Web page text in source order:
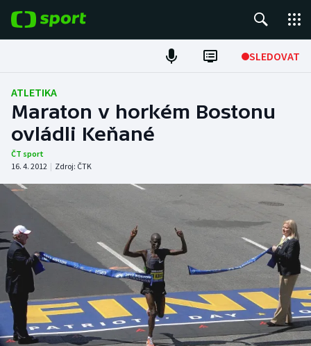
SLEDOVAT
Fotbal
Hokej
Tenis
Atletika
Cyklistika
DALŠÍ SPORTY
Americký fotbal
Baseball a softbal
NEPŘEHLÉDNĚTE
Soutěže
ATLETIKA
Maraton v horkém Bostonu
ovládli Keňané
ČT sport
16. 4. 2012 | Zdroj: ČTK